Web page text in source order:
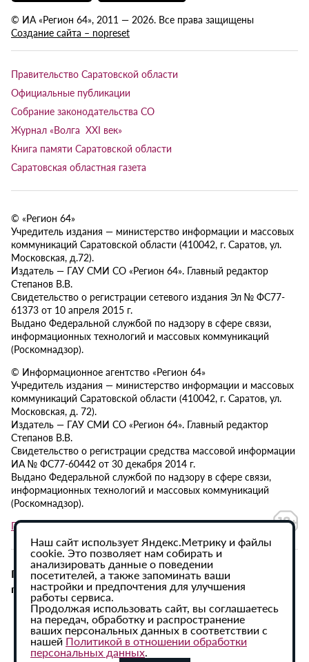
© ИА «Регион 64», 2011 — 2026. Все права защищены
Создание сайта – nopreset
Правительство Саратовской области
Официальные публикации
Собрание законодательства СО
Журнал «Волга XXI век»
Книга памяти Саратовской области
Саратовская областная газета
© «Регион 64»
Учредитель издания — министерство информации и массовых
коммуникаций Саратовской области (410042, г. Саратов, ул.
Московская, д.72).
Издатель — ГАУ СМИ СО «Регион 64». Главный редактор
Степанов В.В.
Свидетельство о регистрации сетевого издания Эл № ФС77-
61373 от 10 апреля 2015 г.
Выдано Федеральной службой по надзору в сфере связи,
информационных технологий и массовых коммуникаций
(Роскомнадзор).
© Информационное агентство «Регион 64»
Учредитель издания — министерство информации и массовых
коммуникаций Саратовской области (410042, г. Саратов, ул.
Московская, д. 72).
Издатель — ГАУ СМИ СО «Регион 64». Главный редактор
Степанов В.В.
Свидетельство о регистрации средства массовой информации
ИА № ФС77-60442 от 30 декабря 2014 г.
Выдано Федеральной службой по надзору в сфере связи,
информационных технологий и массовых коммуникаций
(Роскомнадзор).
Политика в отношении обработки персональных данных
При использовании материалов сайта активная
гиперссылка на ИА «Регион 64» обязательна.
Наш сайт использует Яндекс.Метрику и файлы
cookie. Это позволяет нам собирать и
анализировать данные о поведении
посетителей, а также запоминать ваши
настройки и предпочтения для улучшения
работы сервиса.
Продолжая использовать сайт, вы соглашаетесь
на передач, обработку и распространение
ваших персональных данных в соответствии с
нашей Политикой в отношении обработки
персональных данных.